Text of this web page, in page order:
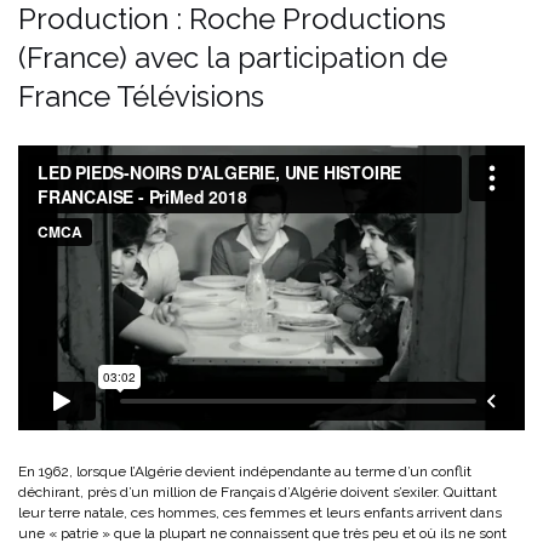
Production : Roche Productions
(France) avec la participation de
France Télévisions
En 1962, lorsque l’Algérie devient indépendante au terme d’un conflit
déchirant, près d’un million de Français d’Algérie doivent s’exiler. Quittant
leur terre natale, ces hommes, ces femmes et leurs enfants arrivent dans
une « patrie » que la plupart ne connaissent que très peu et où ils ne sont